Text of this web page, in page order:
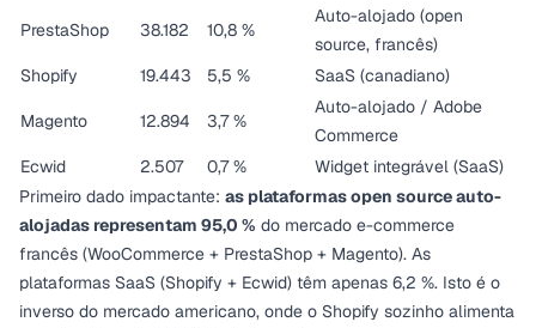
PrestaShop 38.182 10,8 %
Auto-alojado (open
source, francês)
Shopify
19.443 5,5 % SaaS (canadiano)
Magento 12.894 3,7 %
Auto-alojado / Adobe
Commerce
Ecwid
2.507 0,7 %
Widget integrável (SaaS)
Primeiro dado impactante: as plataformas open source auto-
alojadas representam 95,0 % do mercado e-commerce
francês (WooCommerce + PrestaShop + Magento). As
plataformas SaaS (Shopify + Ecwid) têm apenas 6,2 %. Isto é o
inverso do mercado americano, onde o Shopify sozinho alimenta